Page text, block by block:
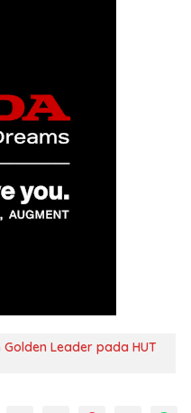
Leader pada HUT